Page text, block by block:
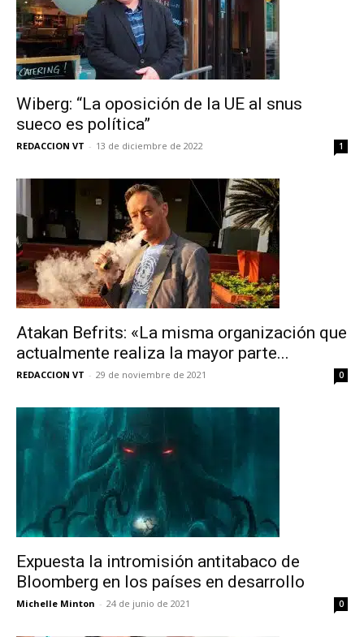
Wiberg: “La oposición de la UE al snus
sueco es política”
REDACCION VT - 13 de diciembre de 2022 1
Atakan Befrits: «La misma organización que
actualmente realiza la mayor parte...
REDACCION VT - 29 de noviembre de 2021 0
Expuesta la intromisión antitabaco de
Bloomberg en los países en desarrollo
Michelle Minton - 24 de junio de 2021 0